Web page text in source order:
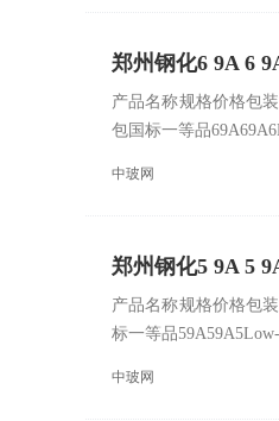
郑州钢化6 9A 6
产品名称规格价格包
包国标一等品
中玻网
郑州钢化5 9A 5
产品名称规格价格包
标一等品
中玻网